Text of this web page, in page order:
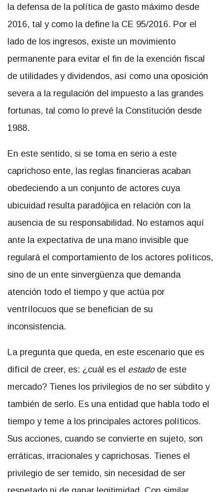
la defensa de la política de gasto máximo desde
2016, tal y como la define la CE 95/2016. Por el
lado de los ingresos, existe un movimiento
permanente para evitar el fin de la exención fiscal
de utilidades y dividendos, así como una oposición
severa a la regulación del impuesto a las grandes
fortunas, tal como lo prevé la Constitución desde
1988.
En este sentido, si se toma en serio a este
caprichoso ente, las reglas financieras acaban
obedeciendo a un conjunto de actores cuya
ubicuidad resulta paradójica en relación con la
ausencia de su responsabilidad. No estamos aquí
ante la expectativa de una mano invisible que
regulará el comportamiento de los actores políticos,
sino de un ente sinvergüenza que demanda
atención todo el tiempo y que actúa por
ventrílocuos que se benefician de su
inconsistencia.
La pregunta que queda, en este escenario que es
difícil de creer, es: ¿cuál es el estadode este
mercado? Tienes los privilegios de no ser súbdito y
también de serlo. Es una entidad que habla todo el
tiempo y teme a los principales actores políticos.
Sus acciones, cuando se convierte en sujeto, son
erráticas, irracionales y caprichosas. Tienes el
privilegio de ser temido, sin necesidad de ser